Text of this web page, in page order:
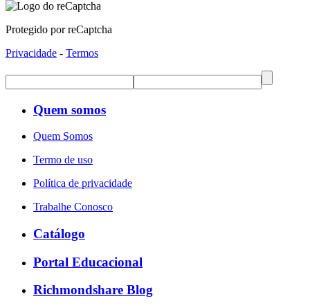
Protegido por reCaptcha
Privacidade - Termos
Quem somos
Quem Somos
Termo de uso
Política de privacidade
Trabalhe Conosco
Catálogo
Portal Educacional
Richmondshare Blog